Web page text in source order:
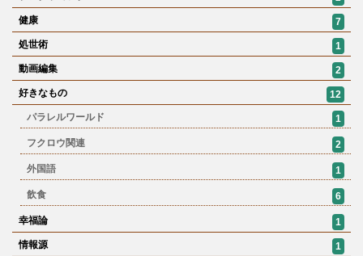
健康
7
処世術
1
動画編集
2
好きなもの
12
パラレルワールド
1
フクロウ関連 2
外国語 1
飲食 6
幸福論
1
情報源
1